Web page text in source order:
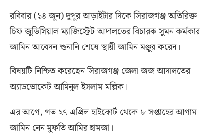
রবিবার(১৪ জুন)দুপুর আড়াইটার দিকে সিরাজগঞ্জ অতিরিক্ত
চিফ জুডিসিয়াল ম্যাজিস্ট্রেট আদালতের বিচারক সুমন কর্মকার
জামিন আবেদন শুনানি শেষে স্থায়ী জামিন মঞ্জুর করেন।
বিষয়টি নিশ্চিত করেছেন সিরাজগঞ্জ জেলা জজ আদালতের
অ্যাডভোকেট আমিনুল ইসলাম মল্লিক।
এর আগে, গত ২৭ এপ্রিল হাইকোর্ট থেকে ৮ সপ্তাহের আগাম
জামিন নেন মুফতি আমির হামজা।